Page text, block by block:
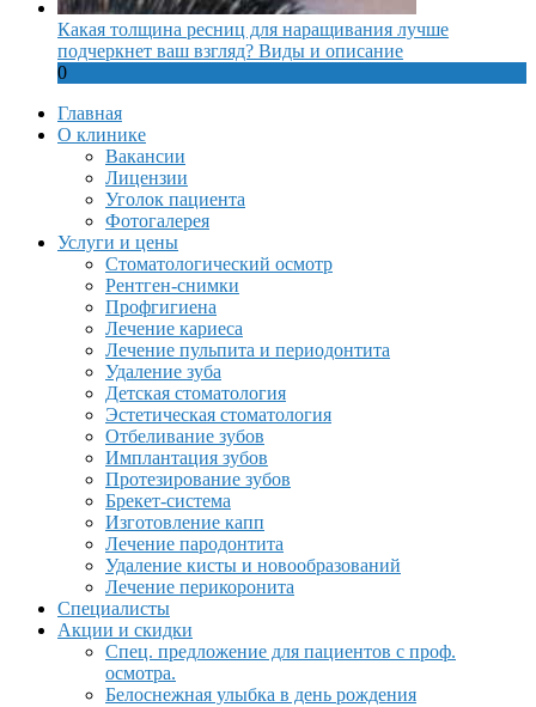
Какая толщина ресниц для наращивания лучше
подчеркнет ваш взгляд? Виды и описание
0
Главная
О клинике
Вакансии
Лицензии
Уголок пациента
Фотогалерея
Услуги и цены
Стоматологический осмотр
Рентген-снимки
Профгигиена
Лечение кариеса
Лечение пульпита и периодонтита
Удаление зуба
Детская стоматология
Эстетическая стоматология
Отбеливание зубов
Имплантация зубов
Протезирование зубов
Брекет-система
Изготовление капп
Лечение пародонтита
Удаление кисты и новообразований
Лечение перикоронита
Специалисты
Акции и скидки
Спец. предложение для пациентов с проф.
осмотра.
Белоснежная улыбка в день рождения